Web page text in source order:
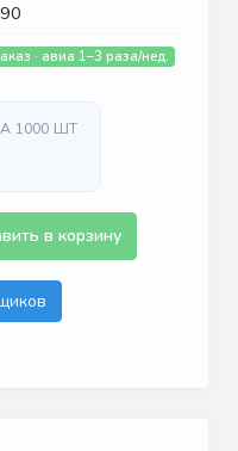
· авиа 1–3 раза/нед.
1000 ШТ
в корзину